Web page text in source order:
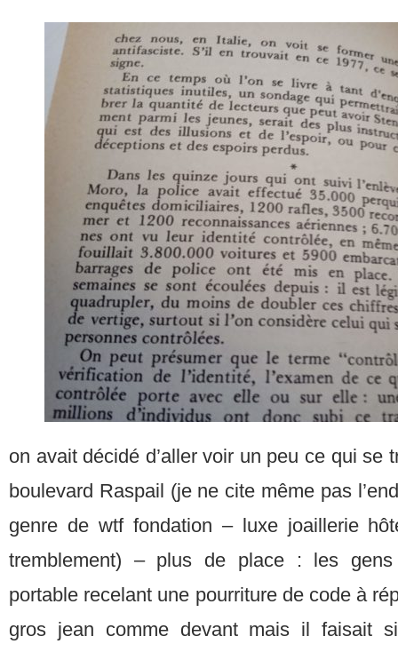
on avait décidé d’aller voir un peu ce qui se
boulevard Raspail (je ne cite même pas
genre de wtf fondation – luxe joaillerie
tremblement) – plus de place : les gens
portable recelant une pourriture de code à
gros jean comme devant mais il faisait